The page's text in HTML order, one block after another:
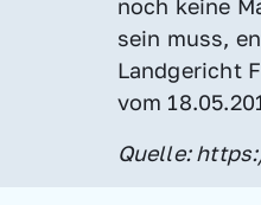
noch keine
sein muss,
Landgericht
vom
Quelle: